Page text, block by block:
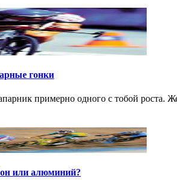
гонки
примерно одного с тобой роста.
или алюминий?